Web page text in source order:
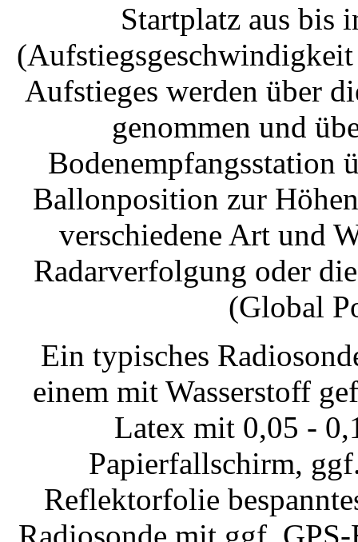
Startplatz aus bis
Aufstieges werden über
genommen und
Bodenempfangsstation
Ballonposition zur
verschiedene Art und
Radarverfolgung oder
(Global
Ein typisches
einem mit Wasserstoff
Latex mit 0,05 -
Papierfallschirm,
Reflektorfolie
Radiosonde mit ggf.